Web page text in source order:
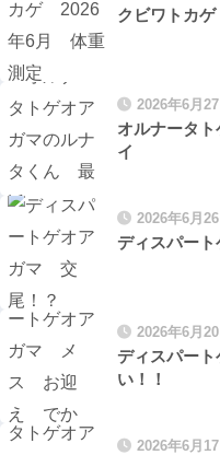
クビワトカ
2026年6月27
オルナータ
イ
2026年6月26
ディスパー
2026年6月20
ディスパー
い！！
2026年6月17